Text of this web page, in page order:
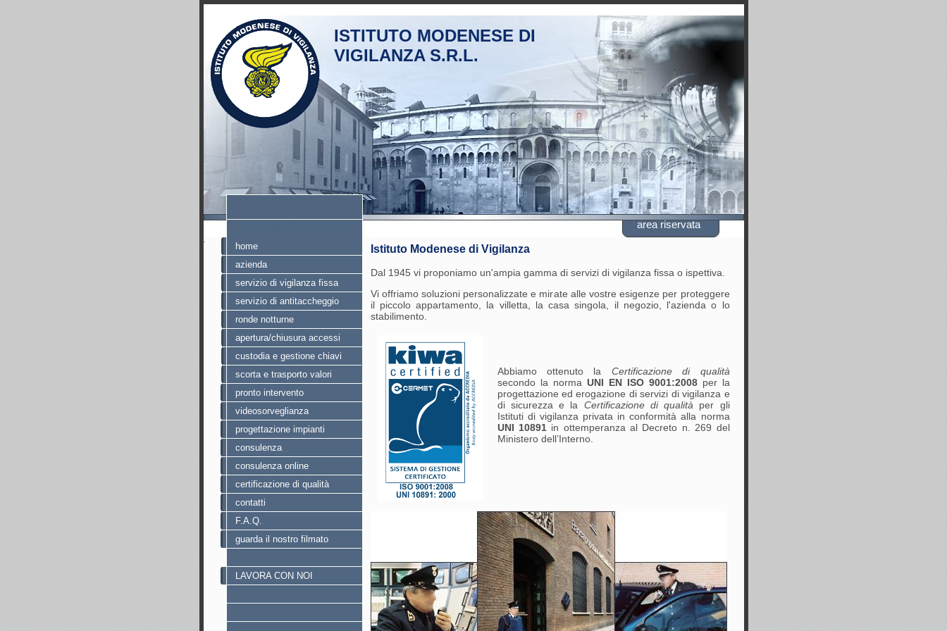
ISTITUTO MODENESE DI
VIGILANZA S.R.L.
area riservata
.
Istituto Modenese di Vigilanza
Dal 1945 vi proponiamo un'ampia gamma di servizi di vigilanza fissa o ispettiva.
Vi offriamo soluzioni personalizzate e mirate alle vostre esigenze per proteggere
il piccolo appartamento, la villetta, la casa singola, il negozio, l'azienda o lo
stabilimento.
Abbiamo ottenuto la Certificazione di qualità
secondo la norma UNI EN ISO 9001:2008per la
progettazione ed erogazione di servizi di vigilanza e
di sicurezza e la Certificazione di qualità per gli
Istituti di vigilanza privata in conformità alla norma
UNI 10891in ottemperanza al Decreto n. 269 del
Ministero dell’Interno.
home
azienda
servizio di vigilanza fissa
servizio di antitaccheggio
ronde notturne
apertura/chiusura accessi
custodia e gestione chiavi
scorta e trasporto valori
pronto intervento
videosorveglianza
progettazione impianti
consulenza
consulenza online
certificazione di qualità
contatti
F.A.Q.
guarda il nostro filmato
LAVORA CON NOI